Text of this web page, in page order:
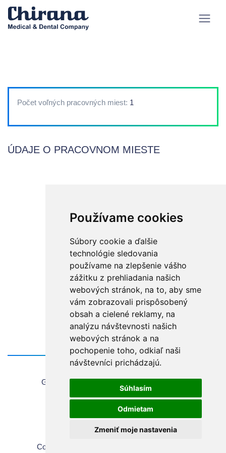
Používame cookies
Súbory cookie a ďalšie
technológie sledovania
používame na zlepšenie vášho
zážitku z prehliadania našich
webových stránok, na to, aby sme
vám zobrazovali prispôsobený
obsah a cielené reklamy, na
analýzu návštevnosti našich
webových stránok a na
pochopenie toho, odkiaľ naši
návštevníci prichádzajú.
Súhlasím
Odmietam
Zmeniť moje nastavenia
Počet voľných pracovných miest: 1
ÚDAJE O PRACOVNOM MIESTE
Home
General information about using the website
Sales Terms & Conditions
Copyrights
Privacy Policy
Cookie settings
Copyright © 2026 Chirana | All rights reserved.